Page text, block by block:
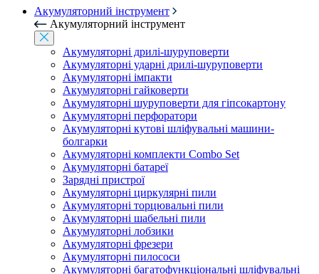
Акумуляторний інструмент
Акумуляторний інструмент
Акумуляторні дрилі-шуруповерти
Акумуляторні ударні дрилі-шуруповерти
Акумуляторні імпакти
Акумуляторні гайковерти
Акумуляторні шуруповерти для гіпсокартону
Акумуляторні перфоратори
Акумуляторні кутові шліфувальні машини-
болгарки
Акумуляторні комплекти Combo Set
Акумуляторні батареї
Зарядні пристрої
Акумуляторні циркулярні пили
Акумуляторні торцювальні пили
Акумуляторні шабельні пили
Акумуляторні лобзики
Акумуляторні фрезери
Акумуляторні пилососи
Акумуляторні багатофункціональні шліфувальні